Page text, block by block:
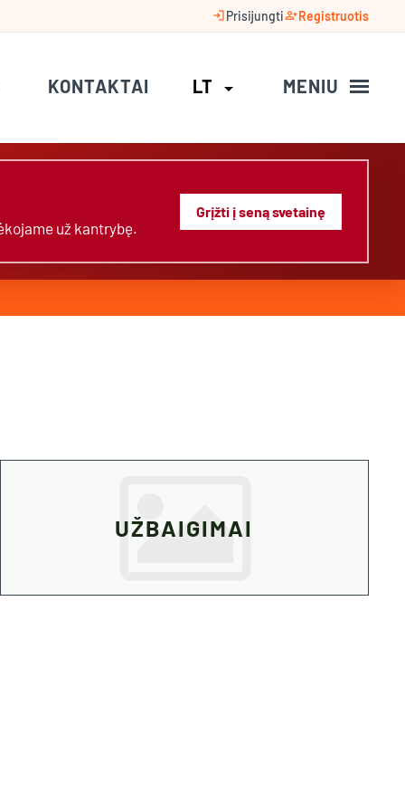
loginPrisijungtiperson_addRegistruotis
KONTAKTAI LT arrow_drop_down MENIU
už kantrybę.
Grįžti į seną svetainę
UŽBAIGIMAI